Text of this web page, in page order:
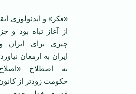
از آغاز تباه بود و
چیزی برای ایران
ایران به ارمغان
به اصطلاح
حکومت زودتر از